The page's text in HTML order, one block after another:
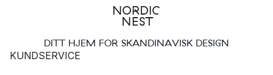
DITT HJEM FOR SKANDINAVISK DESIGN
KUNDSERVICE